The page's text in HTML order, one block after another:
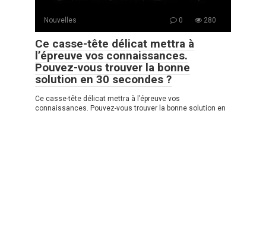
Nouvelles 0 280
Ce casse-tête délicat mettra à
l’épreuve vos connaissances.
Pouvez-vous trouver la bonne
solution en 30 secondes ?
Ce casse-tête délicat mettra à l’épreuve vos
connaissances. Pouvez-vous trouver la bonne solution en